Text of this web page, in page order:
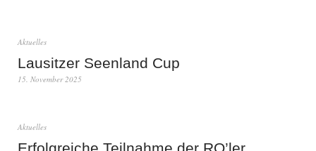
Aktuelles
Lausitzer Seenland Cup
15. November 2025
Aktuelles
Erfolgreiche Teilnahme der RO’ler